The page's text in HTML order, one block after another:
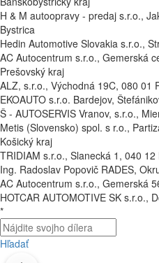
H & M autoopravy - predaj s.r.o.,
Bystrica
Hedin Automotive Slovakia s.r.o.,
AC Autocentrum s.r.o., Gemerská
Prešovský kraj
ALZ, s.r.o., Východná 19C, 080 01
EKOAUTO s.r.o. Bardejov,
Š - AUTOSERVIS Vranov, s.r.o.,
Metis (Slovensko) spol. s r.o.,
Košický kraj
TRIDIAM s.r.o., Slanecká 1, 040 12
Ing. Radoslav Popovič RADES,
AC Autocentrum s.r.o., Gemerská
HOTCAR AUTOMOTIVE SK s.r.o.,
*
Hľadať